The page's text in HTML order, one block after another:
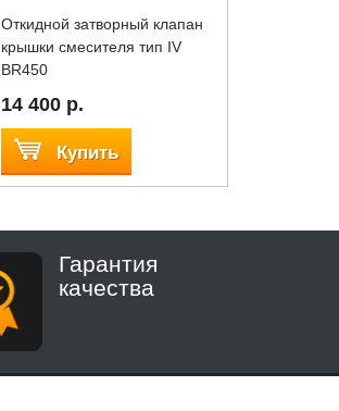
Откидной затворный клапан
крышки смесителя тип IV
BR450
14 400 р.
Купить
Гарантия
качества